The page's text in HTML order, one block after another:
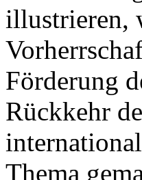
illustrieren,
Förderung
Rückkehr
Thema